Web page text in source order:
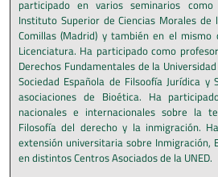
participado en varios seminarios
Instituto Superior de Ciencias Morales de
Comillas (Madrid) y también en el
Licenciatura. Ha participado como
Derechos Fundamentales de la
Sociedad Española de Filsoofía Jurídica
asociaciones de Bioética. Ha
nacionales e internacionales sobre la
Filosofía del derecho y la inmigración.
extensión universitaria sobre Inmigración,
en distintos Centros Asociados de la UNED.